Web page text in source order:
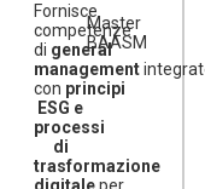
Master
BAASM
Fornisce
competenze
di general
management
con principi
ESG e
processi
di
trasformazione